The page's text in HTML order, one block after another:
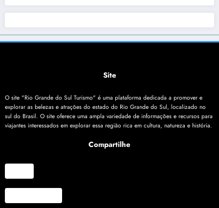
Site
O site "Rio Grande do Sul Turismo" é uma plataforma dedicada a promover e
explorar as belezas e atrações do estado do Rio Grande do Sul, localizado no
sul do Brasil. O site oferece uma ampla variedade de informações e recursos para
viajantes interessados em explorar essa região rica em cultura, natureza e história.
Compartilhe